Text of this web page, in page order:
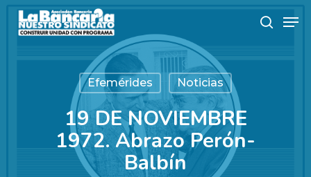
main
search
Efemérides Noticias
19 DE NOVIEMBRE
1972. Abrazo Perón-
Balbín